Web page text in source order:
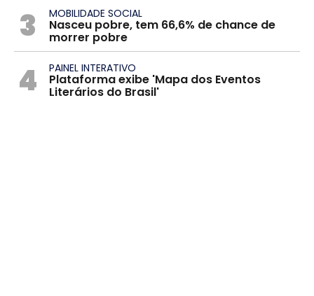
3 MOBILIDADE SOCIAL
Nasceu pobre, tem 66,6% de chance de
morrer pobre
4 PAINEL INTERATIVO
Plataforma exibe 'Mapa dos Eventos
Literários do Brasil'